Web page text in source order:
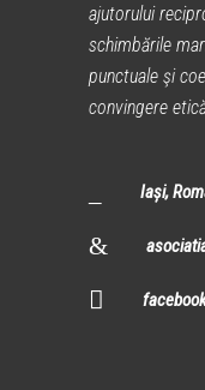
ajutorului
schimbările
punctuale şi
convingere
Iași,